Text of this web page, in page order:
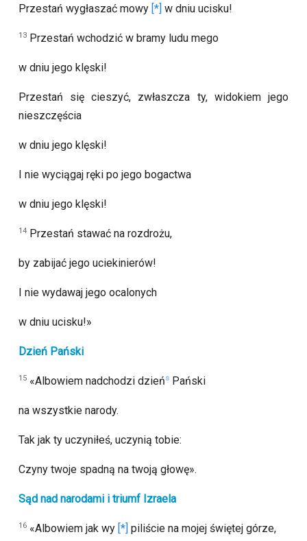
Przestań wygłaszać mowy w dniu ucisku!
13Przestań wchodzić w bramy ludu mego
w dniu jego klęski!
Przestań się cieszyć, zwłaszcza ty, widokiem jego
nieszczęścia
w dniu jego klęski!
I nie wyciągaj ręki po jego bogactwa
w dniu jego klęski!
14Przestań stawać na rozdrożu,
by zabijać jego uciekinierów!
I nie wydawaj jego ocalonych
w dniu ucisku!»
Dzień Pański
15«Albowiem nadchodzi dzieńsPański
na wszystkie narody.
Tak jak ty uczyniłeś, uczynią tobie:
Czyny twoje spadną na twoją głowę».
Sąd nad narodami i triumf Izraela
16«Albowiem jak wy piliście na mojej świętej górze,